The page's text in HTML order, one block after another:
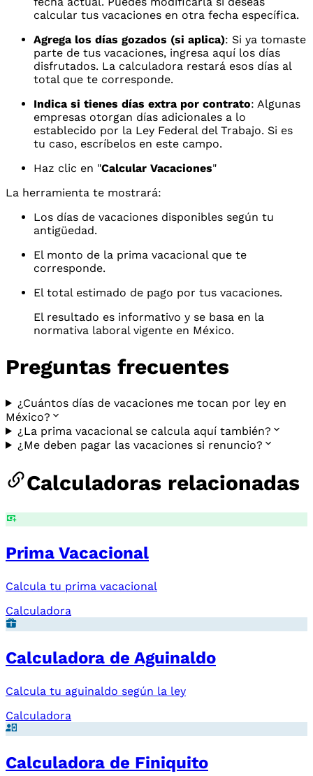
calcular tus vacaciones en otra fecha específica.
Agrega los días gozados (si aplica): Si ya tomaste
parte de tus vacaciones, ingresa aquí los días
disfrutados. La calculadora restará esos días al
total que te corresponde.
Indica si tienes días extra por contrato: Algunas
empresas otorgan días adicionales a lo
establecido por la Ley Federal del Trabajo. Si es
tu caso, escríbelos en este campo.
Haz clic en "Calcular Vacaciones"
La herramienta te mostrará:
Los días de vacaciones disponibles según tu
antigüedad.
El monto de la prima vacacional que te
corresponde.
El total estimado de pago por tus vacaciones.
El resultado es informativo y se basa en la
normativa laboral vigente en México.
Preguntas frecuentes
¿Cuántos días de vacaciones me tocan por ley en
México?
¿La prima vacacional se calcula aquí también?
¿Me deben pagar las vacaciones si renuncio?
Calculadoras relacionadas
Prima Vacacional
Calcula tu prima vacacional
Calculadora
Calculadora de Aguinaldo
Calcula tu aguinaldo según la ley
Calculadora
Calculadora de Finiquito